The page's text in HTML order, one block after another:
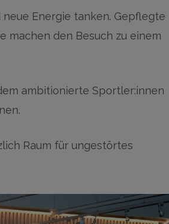
Energie tanken. Gepflegte
machen den Besuch zu einem
ambitionierte Sportler:innen
Raum für ungestörtes